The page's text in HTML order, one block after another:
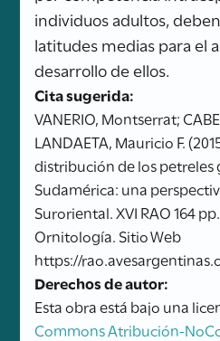
individuos adultos,
latitudes medias para el
desarrollo de ellos.
Cita sugerida:
VANERIO, Montserrat;
LANDAETA, Mauricio F.
distribución de los petreles
Sudamérica: una
Suroriental. XVI RAO 164
Ornitología. Sitio Web
https://
Derechos de autor:
Esta obra está bajo una
Commons Atribución-